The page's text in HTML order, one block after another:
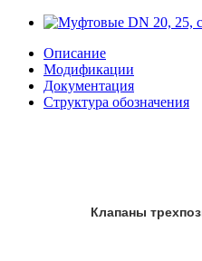
Описание
Модификации
Документация
Структура обозначения
Клапаны